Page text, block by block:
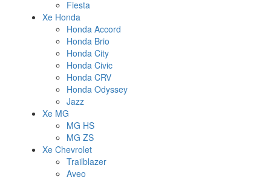
Fiesta
Xe Honda
Honda Accord
Honda Brio
Honda City
Honda Civic
Honda CRV
Honda Odyssey
Jazz
Xe MG
MG HS
MG ZS
Xe Chevrolet
Trailblazer
Aveo